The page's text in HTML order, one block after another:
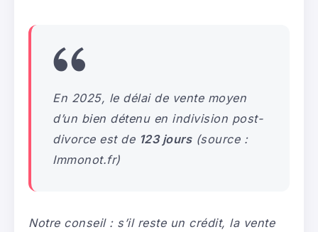
En 2025, le délai de vente moyen
d’un bien détenu en indivision post-
divorce est de 123 jours(source :
Immonot.fr)
Notre conseil : s’il reste un crédit, la vente